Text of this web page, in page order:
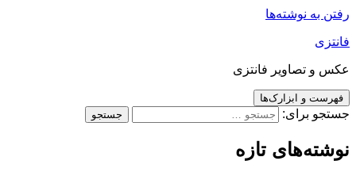
رفتن به نوشته‌ها
فانتزی
عکس و تصاویر فانتزی
فهرست و ابزارک‌ها
جستجو برای:
نوشته‌های تازه